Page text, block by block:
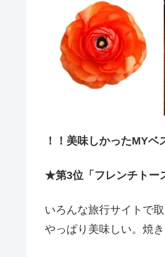
！！美味しかったMYベ
★第3位「フレンチトー
いろんな旅行サイトで
やっぱり美味しい。焼